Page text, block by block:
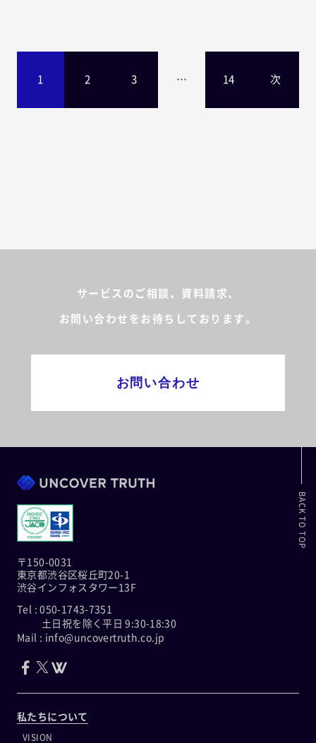
1 2 3 … 14 次
サービスのご相談、資料請求、
お問い合わせをお待ちしております。
お問い合わせ
〒150-0031
東京都渋谷区桜丘町20-1
渋谷インフォスタワー13F
Tel : 050-1743-7351
土日祝を除く平日 9:30-18:30
Mail : info@uncovertruth.co.jp
私たちについて
VISION
BACK TO TOP